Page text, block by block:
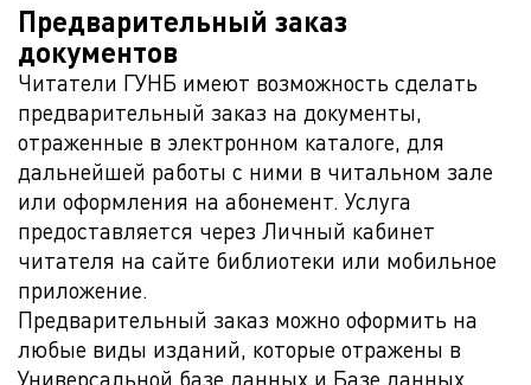
Предварительный заказ
документов
Читатели ГУНБ имеют возможность сделать
предварительный заказ на документы,
отраженные в электронном каталоге, для
дальнейшей работы с ними в читальном зале
или оформления на абонемент. Услуга
предоставляется через Личный кабинет
читателя на сайте библиотеки или мобильное
приложение.
Предварительный заказ можно оформить на
любые виды изданий, которые отражены в
Универсальной базе данных и Базе данных